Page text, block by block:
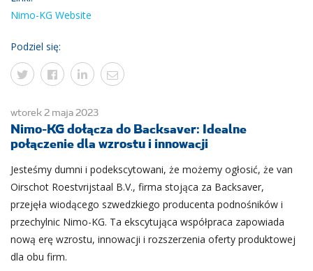
Nimo-KG Website
Podziel się:
wtorek 2 maja 2023
Nimo-KG dołącza do Backsaver: Idealne
połączenie dla wzrostu i innowacji
Jesteśmy dumni i podekscytowani, że możemy ogłosić, że van
Oirschot Roestvrijstaal B.V., firma stojąca za Backsaver,
przejęła wiodącego szwedzkiego producenta podnośników i
przechylnic Nimo-KG. Ta ekscytująca współpraca zapowiada
nową erę wzrostu, innowacji i rozszerzenia oferty produktowej
dla obu firm.